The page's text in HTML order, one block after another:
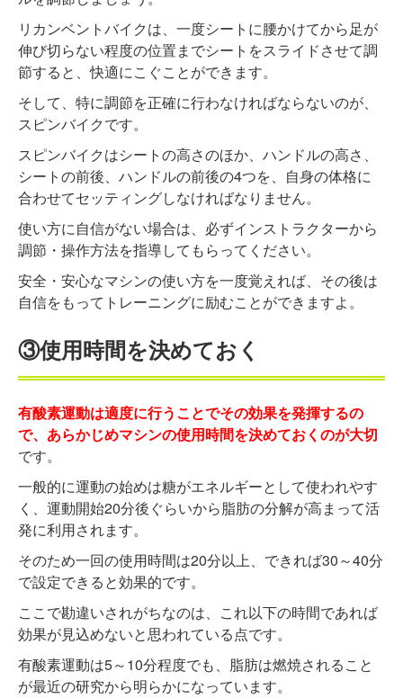
リカンベントバイクは、一度シートに腰かけてから足が
伸び切らない程度の位置までシートをスライドさせて調
節すると、快適にこぐことができます。
そして、特に調節を正確に行わなければならないのが、
スピンバイクです。
スピンバイクはシートの高さのほか、ハンドルの高さ、
シートの前後、ハンドルの前後の4つを、自身の体格に
合わせてセッティングしなければなりません。
使い方に自信がない場合は、必ずインストラクターから
調節・操作方法を指導してもらってください。
安全・安心なマシンの使い方を一度覚えれば、その後は
自信をもってトレーニングに励むことができますよ。
③使用時間を決めておく
有酸素運動は適度に行うことでその効果を発揮するの
で、あらかじめマシンの使用時間を決めておくのが大切
です。
一般的に運動の始めは糖がエネルギーとして使われやす
く、運動開始20分後ぐらいから脂肪の分解が高まって活
発に利用されます。
そのため一回の使用時間は20分以上、できれば30～40分
で設定できると効果的です。
ここで勘違いされがちなのは、これ以下の時間であれば
効果が見込めないと思われている点です。
有酸素運動は5～10分程度でも、脂肪は燃焼されること
が最近の研究から明らかになっています。